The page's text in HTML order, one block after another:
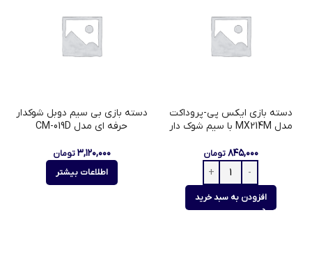
دسته بازی ایکس پی-پروداکت
مدل MX214M با سیم شوک دار
۸۴۵,۰۰۰ تومان
افزودن به سبد خرید
دسته بازی بی سیم دوبل شوکدار
حرفه ای مدل CM-019D
۳,۱۲۰,۰۰۰ تومان
اطلاعات بیشتر